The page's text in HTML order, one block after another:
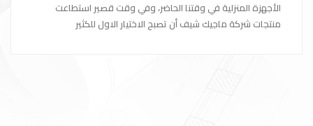
الأجهزة المنزلية في وقتنا الحاضر، وفي وقت قصير استطاعت
منتجات شركة ماجيك شيف أن تصبح الاختيار الاول للكثير